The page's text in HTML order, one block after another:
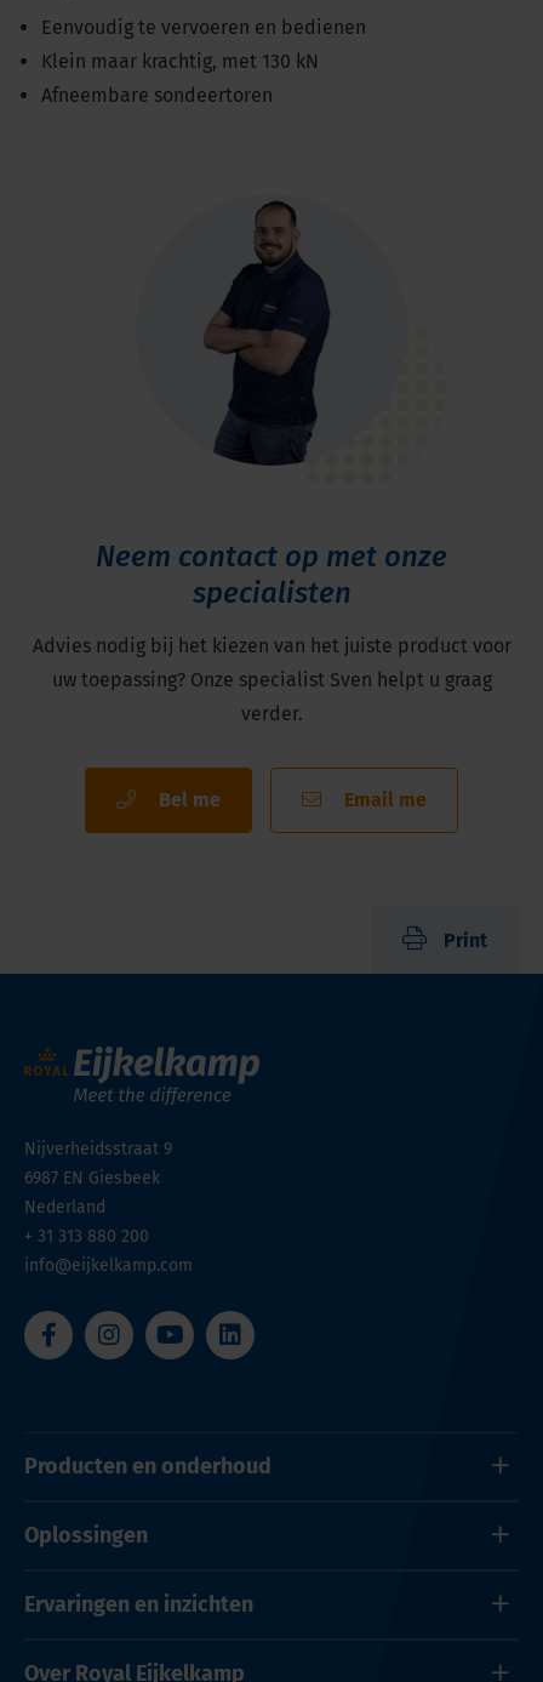
Eenvoudig te vervoeren en bedienen
Klein maar krachtig, met 130 kN
Afneembare sondeertoren
Neem contact op met onze
specialisten
Advies nodig bij het kiezen van het juiste product voor
uw toepassing? Onze specialist Sven helpt u graag
verder.
Bel me Email me
Print
Nijverheidsstraat 9
6987 EN Giesbeek
Nederland
+ 31 313 880 200
info@eijkelkamp.com
Producten en onderhoud
Oplossingen
Ervaringen en inzichten
Over Royal Eijkelkamp